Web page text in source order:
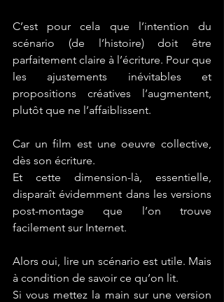
C’est pour cela que l’intention du
scénario (de l’histoire) doit être
parfaitement claire à l’écriture. Pour que
les ajustements inévitables et
propositions créatives l’augmentent,
plutôt que ne l’affaiblissent.
Car un film est une oeuvre collective,
dès son écriture.
Et cette dimension-là, essentielle,
disparaît évidemment dans les versions
post-montage que l’on trouve
facilement sur Internet.
Alors oui, lire un scénario est utile. Mais
à condition de savoir ce qu’on lit.
Si vous mettez la main sur une version